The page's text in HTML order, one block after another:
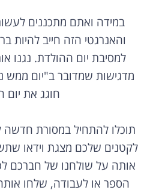
במידה ואתם מתכננים
והאנרגטי הזה חייב
למסיבת יום ההולדת. נגנו
מדגישות שמדובר ב"יום ממש
חוגג את יום
תוכלו להתחיל במסורת חדשה
לקטנים שלכם מצגת וידאו
אותה על שולחנו של חברכם
הספר או לעבודה, שלחו